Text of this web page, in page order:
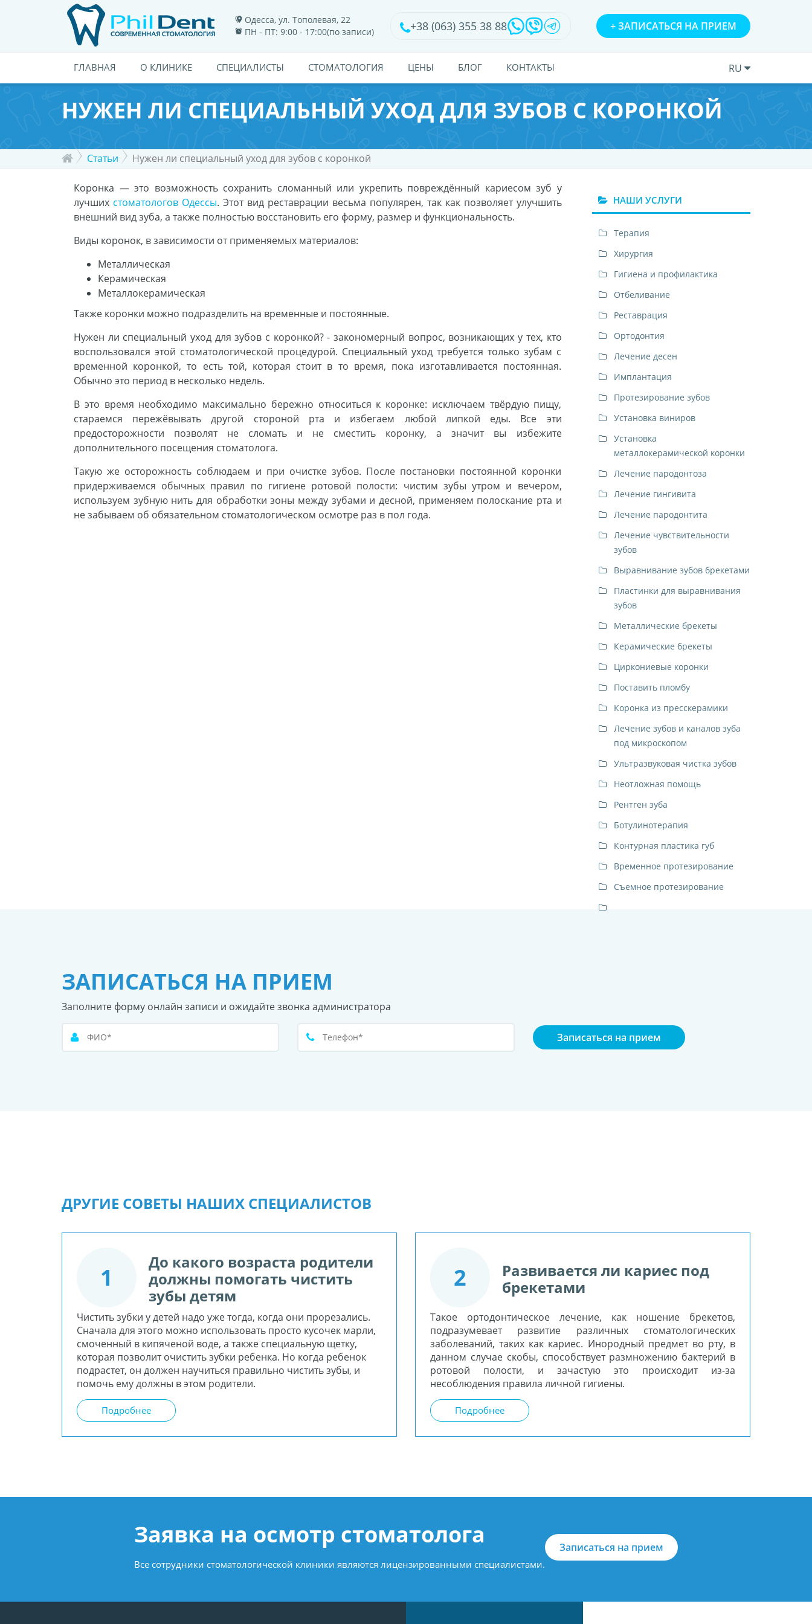
Одесса, ул. Тополевая, 22
ПН - ПТ: 9:00 - 17:00(по записи)
+38 (063) 355 38 88 +ЗАПИСАТЬСЯ НА ПРИЕМ
ГЛАВНАЯ О КЛИНИКЕ СПЕЦИАЛИСТЫ CТОМАТОЛОГИЯ ЦЕНЫ БЛОГ КОНТАКТЫ RU
НУЖЕН ЛИ СПЕЦИАЛЬНЫЙ УХОД ДЛЯ ЗУБОВ С КОРОНКОЙ
Статьи Нужен ли специальный уход для зубов с коронкой
Коронка — это возможность сохранить сломанный или укрепить повреждённый кариесом зуб у
лучших стоматологов Одессы. Этот вид реставрации весьма популярен, так как позволяет улучшить
внешний вид зуба, а также полностью восстановить его форму, размер и функциональность.
Виды коронок, в зависимости от применяемых материалов:
Металлическая
Керамическая
Металлокерамическая
Также коронки можно подразделить на временные и постоянные.
Нужен ли специальный уход для зубов с коронкой? - закономерный вопрос, возникающих у тех, кто
воспользовался этой стоматологической процедурой. Специальный уход требуется только зубам с
временной коронкой, то есть той, которая стоит в то время, пока изготавливается постоянная.
Обычно это период в несколько недель.
В это время необходимо максимально бережно относиться к коронке: исключаем твёрдую пищу,
стараемся пережёвывать другой стороной рта и избегаем любой липкой еды. Все эти
предосторожности позволят не сломать и не сместить коронку, а значит вы избежите
дополнительного посещения стоматолога.
Такую же осторожность соблюдаем и при очистке зубов. После постановки постоянной коронки
придерживаемся обычных правил по гигиене ротовой полости: чистим зубы утром и вечером,
используем зубную нить для обработки зоны между зубами и десной, применяем полоскание рта и
не забываем об обязательном стоматологическом осмотре раз в пол года.
НАШИ УСЛУГИ
Терапия
Хирургия
Гигиена и профилактика
Отбеливание
Реставрация
Ортодонтия
Лечение десен
Имплантация
Протезирование зубов
Установка виниров
Установка
металлокерамической коронки
Лечение пародонтоза
Лечение гингивита
Лечение пародонтита
Лечение чувствительности
зубов
Выравнивание зубов брекетами
Пластинки для выравнивания
зубов
Металлические брекеты
Керамические брекеты
Циркониевые коронки
Поставить пломбу
Коронка из пресскерамики
Лечение зубов и каналов зуба
под микроскопом
Ультразвуковая чистка зубов
Неотложная помощь
Рентген зуба
Ботулинотерапия
Контурная пластика губ
Временное протезирование
Съемное протезирование
ЗАПИСАТЬСЯ НА ПРИЕМ
Заполните форму онлайн записи и ожидайте звонка администратора
Записаться на прием
ДРУГИЕ СОВЕТЫ НАШИХ СПЕЦИАЛИСТОВ
1
До какого возраста родители
должны помогать чистить
зубы детям
Чистить зубки у детей надо уже тогда, когда они прорезались.
Сначала для этого можно использовать просто кусочек марли,
смоченный в кипяченой воде, а также специальную щетку,
которая позволит очистить зубки ребенка. Но когда ребенок
подрастет, он должен научиться правильно чистить зубы, и
помочь ему должны в этом родители.
Подробнее
2
Развивается ли кариес под
брекетами
Такое ортодонтическое лечение, как ношение брекетов,
подразумевает развитие различных стоматологических
заболеваний, таких как кариес. Инородный предмет во рту, в
данном случае скобы, способствует размножению бактерий в
ротовой полости, и зачастую это происходит из-за
несоблюдения правила личной гигиены.
Подробнее
Заявка на осмотр стоматолога
Все сотрудники стоматологической клиники являются лицензированными специалистами.
Записаться на прием